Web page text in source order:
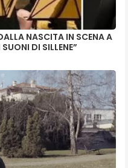
NASCITA IN SCENA A
SUONI DI SILLENE”